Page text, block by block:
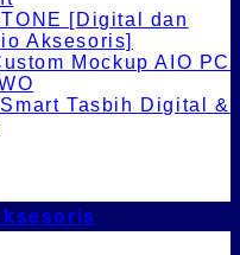
[Digital dan
Aksesoris]
Mockup AIO PC
Tasbih Digital &